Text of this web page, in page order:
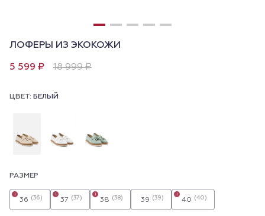
ЛОФЕРЫ ИЗ ЭКОКОЖИ
5 599 ₽ 18 999 ₽
ЦВЕТ: БЕЛЫЙ
РАЗМЕР
36 (36)
i
37 (37)
i
38 (38)
i
39 (39) 40 (40)
i